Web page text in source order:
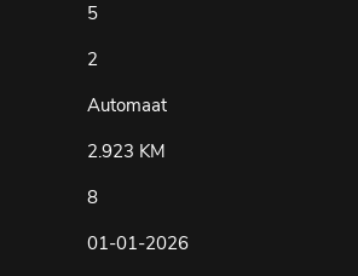
5
2
Automaat
2.923 KM
8
01-01-2026